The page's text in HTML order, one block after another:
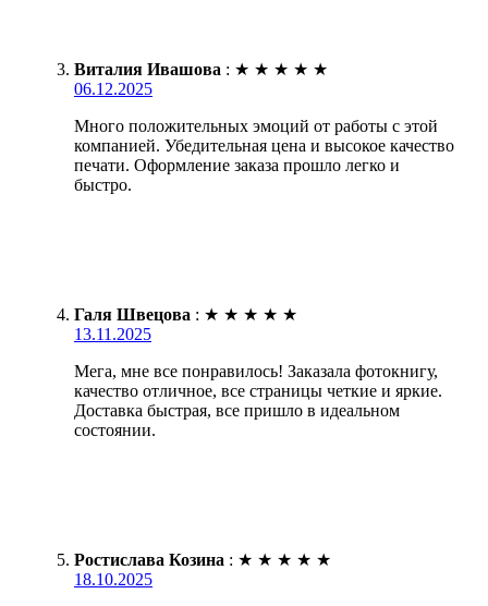
Виталия Ивашова : ★ ★ ★ ★ ★
06.12.2025
Много положительных эмоций от работы с этой
компанией. Убедительная цена и высокое качество
печати. Оформление заказа прошло легко и
быстро.
Галя Швецова : ★ ★ ★ ★ ★
13.11.2025
Мега, мне все понравилось! Заказала фотокнигу,
качество отличное, все страницы четкие и яркие.
Доставка быстрая, все пришло в идеальном
состоянии.
Ростислава Козина : ★ ★ ★ ★ ★
18.10.2025